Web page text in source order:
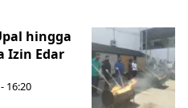
hingga
Izin Edar
16:20